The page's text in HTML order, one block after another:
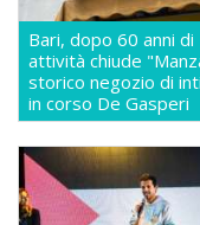
Bari, dopo 60 anni di
attività chiude
storico negozio di
in corso De Gasperi